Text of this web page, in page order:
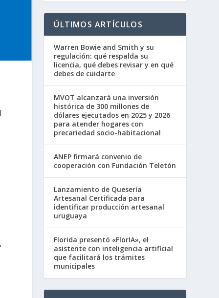
ÚLTIMOS ARTÍCULOS
Warren Bowie and Smith y su
regulación: qué respalda su
licencia, qué debes revisar y en qué
debes de cuidarte
MVOT alcanzará una inversión
histórica de 300 millones de
dólares ejecutados en 2025 y 2026
para atender hogares con
precariedad socio-habitacional
ANEP firmará convenio de
cooperación con Fundación Teletón
Lanzamiento de Quesería
Artesanal Certificada para
identificar producción artesanal
uruguaya
Florida presentó «FlorIA», el
asistente con inteligencia artificial
que facilitará los trámites
municipales